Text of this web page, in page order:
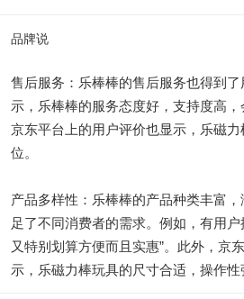
品牌说
售后服务：乐棒棒的售后服务也得到
示，乐棒棒的服务态度好，支持度高，
京东平台上的用户评价也显示，乐磁
位。
产品多样性：乐棒棒的产品种类丰富
足了不同消费者的需求。例如，有用户
又特别划算方便而且实惠”。此外，京
示，乐磁力棒玩具的尺寸合适，操作性